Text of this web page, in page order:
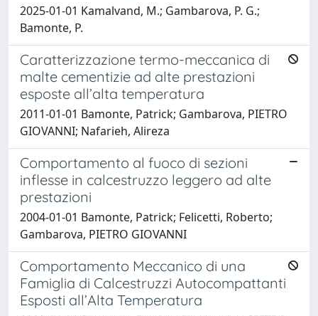
2025-01-01 Kamalvand, M.; Gambarova, P. G.;
Bamonte, P.
Caratterizzazione termo-meccanica di
malte cementizie ad alte prestazioni
esposte all’alta temperatura
2011-01-01 Bamonte, Patrick; Gambarova, PIETRO
GIOVANNI; Nafarieh, Alireza
Comportamento al fuoco di sezioni
inflesse in calcestruzzo leggero ad alte
prestazioni
2004-01-01 Bamonte, Patrick; Felicetti, Roberto;
Gambarova, PIETRO GIOVANNI
Comportamento Meccanico di una
Famiglia di Calcestruzzi Autocompattanti
Esposti all’Alta Temperatura